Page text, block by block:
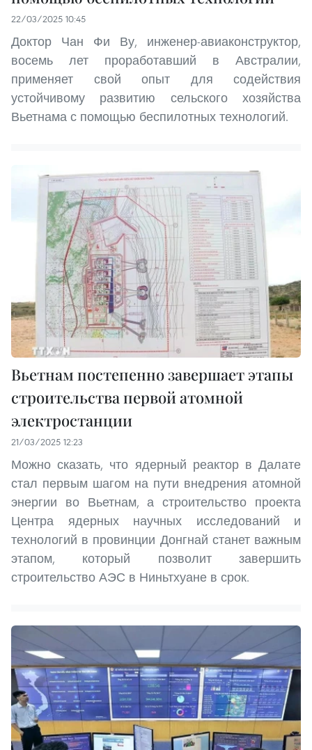
22/03/2025 10:45
Доктор Чан Фи Ву, инженер-авиаконструктор,
восемь лет проработавший в Австралии,
применяет свой опыт для содействия
устойчивому развитию сельского хозяйства
Вьетнама с помощью беспилотных технологий.
Вьетнам постепенно завершает этапы
строительства первой атомной
электростанции
21/03/2025 12:23
Можно сказать, что ядерный реактор в Далате
стал первым шагом на пути внедрения атомной
энергии во Вьетнам, а строительство проекта
Центра ядерных научных исследований и
технологий в провинции Донгнай станет важным
этапом, который позволит завершить
строительство АЭС в Ниньтхуане в срок.